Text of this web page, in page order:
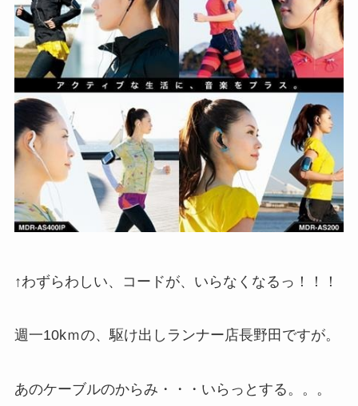
↑わずらわしい、コードが、いらなくなるっ！！！
週一10kｍの、駆け出しランナー店長野田ですが。
あのケーブルのからみ・・・いらっとする。。。